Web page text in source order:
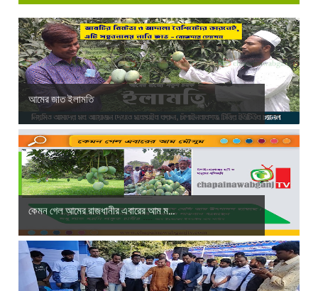
আমের জাত ইলামতি
কেমন গেল আমের রাজধানীর এবারের আম ম...